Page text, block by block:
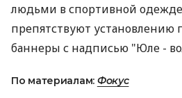
людьми в спортивной
препятствуют установлению
баннеры с надписью "Юле -
По материалам: Фокус